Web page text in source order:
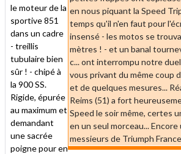
en nous piquant la Speed
temps qu'il n'en faut pour
insensé - les motos se
mètres ! - et un banal
c... ont interrompu notre
vous privant du même coup
et de quelques mesures...
Reims (51) a fort
Speed le soir même, certes
en un seul morceau... Encore
messieurs de Triumph
le moteur de la
sportive 851
dans un cadre
- treillis
tubulaire bien
sûr ! - chipé à
la 900 SS.
Rigide, épurée
au maximum et
demandant
une sacrée
poigne pour en